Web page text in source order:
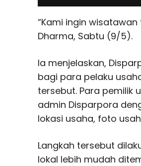
“Kami ingin
Dharma, Sabtu (9/5).
Ia menjelaskan,
bagi para pelaku
tersebut. Para pemilik
admin Disparpora
lokasi usaha, foto
Langkah tersebut
lokal lebih mudah